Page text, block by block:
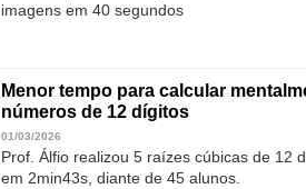
imagens em 40 segundos
Menor tempo para calcular
números de 12 dígitos
01/03/2026
Prof. Álfio realizou 5 raízes cúbicas de 12
em 2min43s, diante de 45 alunos.